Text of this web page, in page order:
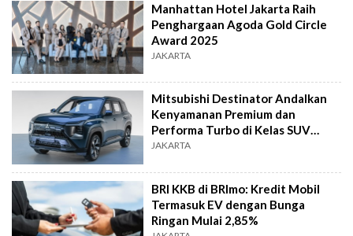
Manhattan Hotel Jakarta Raih
Penghargaan Agoda Gold Circle
Award 2025
JAKARTA
Mitsubishi Destinator Andalkan
Kenyamanan Premium dan
Performa Turbo di Kelas SUV
Keluarga
JAKARTA
BRI KKB di BRImo: Kredit Mobil
Termasuk EV dengan Bunga
Ringan Mulai 2,85%